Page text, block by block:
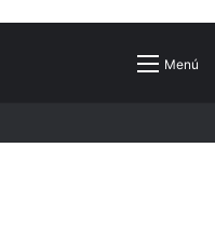
Menú
Buscar